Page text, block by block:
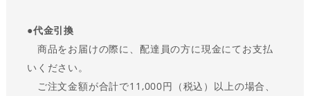
●代金引換
商品をお届けの際に、配達員の方に現金にてお支払
いください。
ご注文金額が合計で11,000円（税込）以上の場合、